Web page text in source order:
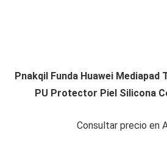
Pnakqil Funda Huawei Mediapad
PU Protector Piel Silicona
Consultar precio en